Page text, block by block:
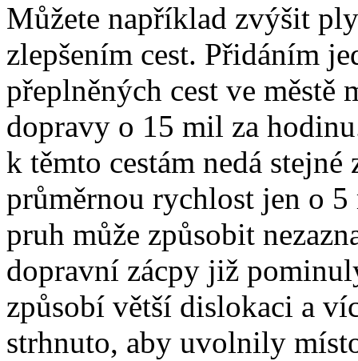
Můžete například zvýšit
zlepšením cest. Přidáním
přeplněných cest ve městě
dopravy o 15 mil za
k těmto cestám nedá
průměrnou rychlost jen o
pruh může způsobit
dopravní zácpy již
způsobí větší dislokaci a
strhnuto, aby uvolnily